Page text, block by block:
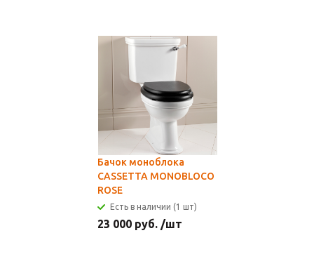
Бачок моноблока
CASSETTA MONOBLOCO
ROSE
Есть в наличии (1 шт)
23 000 руб. /шт